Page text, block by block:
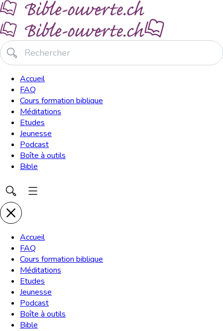
Accueil
FAQ
Cours formation biblique
Méditations
Etudes
Jeunesse
Podcast
Boîte à outils
Bible
Accueil
FAQ
Cours formation biblique
Méditations
Etudes
Jeunesse
Podcast
Boîte à outils
Bible